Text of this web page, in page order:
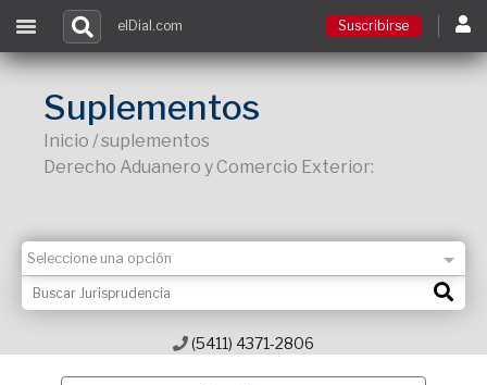
Ingresar
elDial.com Suscribirse
Suplementos
Inicio / suplementos
Derecho Aduanero y Comercio Exterior:
(5411) 4371-2806